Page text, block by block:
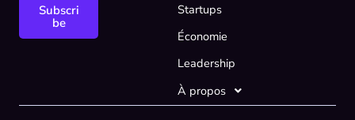
E
l
Subscri
be
Startups
Économie
Leadership
À propos